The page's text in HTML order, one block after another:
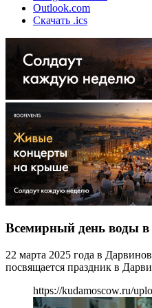
Outlook.com
Скачать .ics
Всемирный день воды в
22 марта 2025 года в
посвящается праздник в
https://kudamoscow.ru/